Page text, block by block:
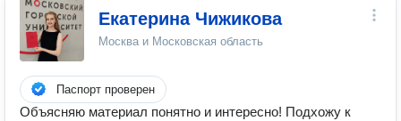
Екатерина Чижикова
Москва и Московская область
Паспорт проверен
Объясняю материал понятно и интересно! Подхожу к